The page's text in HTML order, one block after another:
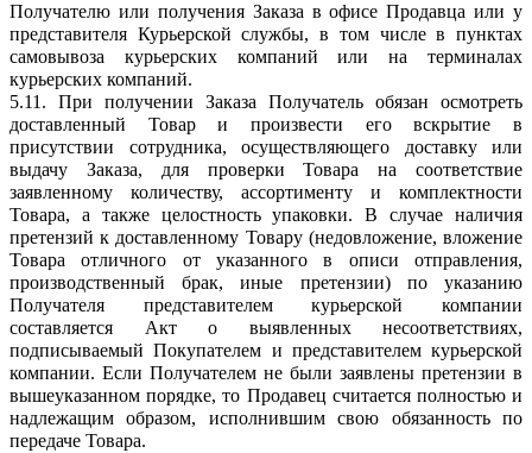
Получателю или получения Заказа в офисе Продавца или у
представителя Курьерской службы, в том числе в пунктах
самовывоза курьерских компаний или на терминалах
курьерских компаний.
5.11. При получении Заказа Получатель обязан осмотреть
доставленный Товар и произвести его вскрытие в
присутствии сотрудника, осуществляющего доставку или
выдачу Заказа, для проверки Товара на соответствие
заявленному количеству, ассортименту и комплектности
Товара, а также целостность упаковки. В случае наличия
претензий к доставленному Товару (недовложение, вложение
Товара отличного от указанного в описи отправления,
производственный брак, иные претензии) по указанию
Получателя представителем курьерской компании
составляется Акт о выявленных несоответствиях,
подписываемый Покупателем и представителем курьерской
компании. Если Получателем не были заявлены претензии в
вышеуказанном порядке, то Продавец считается полностью и
надлежащим образом, исполнившим свою обязанность по
передаче Товара.